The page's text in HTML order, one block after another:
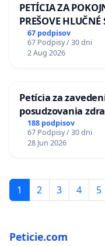
PETÍCIA ZA
PREŠOVE HLUČNÉ
LEN OD 9.00 DO
TÝŽDEŇ CIEĽ 8.00
KONTROLA
67 podpisov
67 Podpisy / 30 dni
2 Aug 2026
Petícia za
posudzovania
diabetom 1. a 2.
Policajného zboru
188 podpisov
67 Podpisy / 30 dni
28 Jun 2026
1 2 3 4 5
Peticie.com